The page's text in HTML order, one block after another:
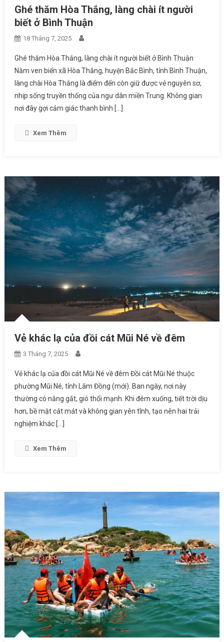
Ghé thăm Hòa Thắng, làng chài ít người
biết ở Bình Thuận
18 Tháng 7, 2025
Ghé thăm Hòa Thắng, làng chài ít người biết ở Bình Thuận
Nằm ven biển xã Hòa Thắng, huyện Bắc Bình, tỉnh Bình Thuận,
làng chài Hòa Thắng là điểm đến còn giữ được vẻ nguyên sơ,
nhịp sống truyền thống của ngư dân miền Trung. Không gian
nơi đây gợi cảm giác thanh bình […]
Xem Thêm
Vẻ khác lạ của đồi cát Mũi Né về đêm
3 Tháng 7, 2025
Vẻ khác lạ của đồi cát Mũi Né về đêm Đồi cát Mũi Né thuộc
phường Mũi Né, tỉnh Lâm Đồng (mới). Ban ngày, nơi này
thường có nắng gắt, gió thổi mạnh. Khi đêm xuống, tiết trời dịu
hơn, bề mặt cát mát và không gian yên tĩnh, tạo nên hai trải
nghiệm khác […]
Xem Thêm